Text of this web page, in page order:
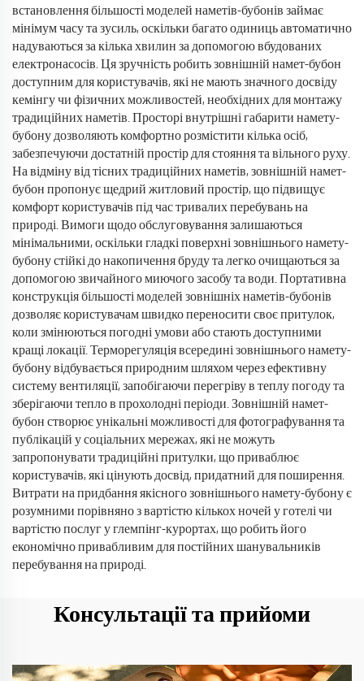
встановлення більшості моделей наметів-бубонів займає
мінімум часу та зусиль, оскільки багато одиниць автоматично
надуваються за кілька хвилин за допомогою вбудованих
електронасосів. Ця зручність робить зовнішній намет-бубон
доступним для користувачів, які не мають значного досвіду
кемінгу чи фізичних можливостей, необхідних для монтажу
традиційних наметів. Просторі внутрішні габарити намету-
бубону дозволяють комфортно розмістити кілька осіб,
забезпечуючи достатній простір для стояння та вільного руху.
На відміну від тісних традиційних наметів, зовнішній намет-
бубон пропонує щедрий житловий простір, що підвищує
комфорт користувачів під час тривалих перебувань на
природі. Вимоги щодо обслуговування залишаються
мінімальними, оскільки гладкі поверхні зовнішнього намету-
бубону стійкі до накопичення бруду та легко очищаються за
допомогою звичайного миючого засобу та води. Портативна
конструкція більшості моделей зовнішніх наметів-бубонів
дозволяє користувачам швидко переносити своє притулок,
коли змінюються погодні умови або стають доступними
кращі локації. Терморегуляція всередині зовнішнього намету-
бубону відбувається природним шляхом через ефективну
систему вентиляції, запобігаючи перегріву в теплу погоду та
зберігаючи тепло в прохолодні періоди. Зовнішній намет-
бубон створює унікальні можливості для фотографування та
публікацій у соціальних мережах, які не можуть
запропонувати традиційні притулки, що приваблює
користувачів, які цінують досвід, придатний для поширення.
Витрати на придбання якісного зовнішнього намету-бубону є
розумними порівняно з вартістю кількох ночей у готелі чи
вартістю послуг у глемпінг-курортах, що робить його
економічно привабливим для постійних шанувальників
перебування на природі.
Консультації та прийоми